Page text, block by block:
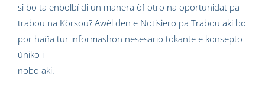
si bo ta enbolbí di un manera òf otro na oportunidat pa
trabou na Kòrsou? Awèl den e Notisiero pa Trabou aki bo
por haña tur informashon nesesario tokante e konsepto
úniko i
nobo aki.